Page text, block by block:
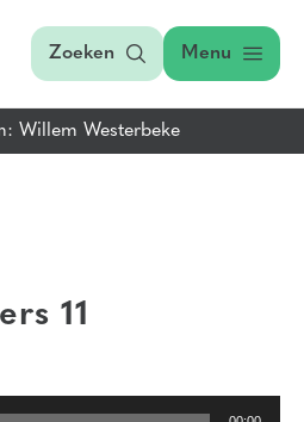
Zoeken Menu
Willem Westerbeke
11